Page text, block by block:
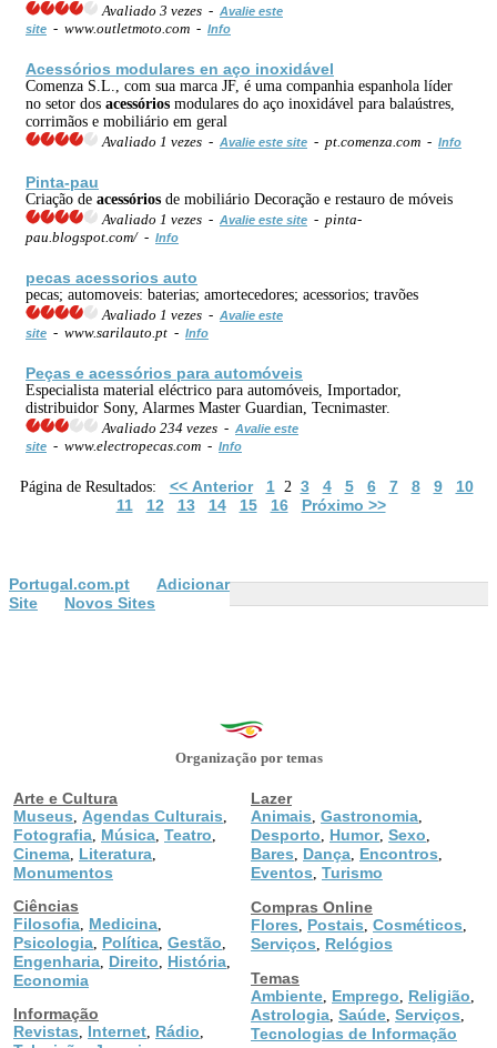
Avaliado 3 vezes - Avalie este
site - www.outletmoto.com - Info
Acessórios modulares en aço inoxidável
Comenza S.L., com sua marca JF, é uma companhia espanhola líder
no setor dos acessórios modulares do aço inoxidável para balaústres,
corrimãos e mobiliário em geral
Avaliado 1 vezes - Avalie este site - pt.comenza.com - Info
Pinta-pau
Criação de acessórios de mobiliário Decoração e restauro de móveis
Avaliado 1 vezes - Avalie este site - pinta-
pau.blogspot.com/ - Info
pecas acessorios auto
pecas; automoveis: baterias; amortecedores; acessorios; travões
Avaliado 1 vezes - Avalie este
site - www.sarilauto.pt - Info
Peças e acessórios para automóveis
Especialista material eléctrico para automóveis, Importador,
distribuidor Sony, Alarmes Master Guardian, Tecnimaster.
Avaliado 234 vezes - Avalie este
site - www.electropecas.com - Info
Página de Resultados: << Anterior 12 3 4 5 6 7 8 9
10
11
12 13 14 15 16 Próximo >>
Portugal.com.pt
Adicionar
Site
Novos Sites
Organização por temas
Arte e Cultura
Museus
Agendas Culturais
Fotografia Música Teatro
Cinema Literatura
Monumentos
Ciências
Filosofia Medicina
Psicologia Política Gestão
Engenharia Direito História
Economia
Informação
Revistas
Internet Rádio
Lazer
Animais Gastronomia
Desporto Humor, Sexo
Bares Dança Encontros
Eventos Turismo
Compras Online
Flores
Postais Cosméticos
Serviços
Relógios
Temas
Ambiente Emprego Religião
Astrologia Saúde Serviços
Tecnologias de Informação